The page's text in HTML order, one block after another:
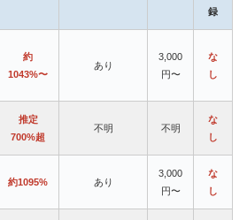
録
約
1043%〜
あり
3,000
円〜
な
し
推定
700%超
不明 不明
な
し
約1095% あり
3,000
円〜
な
し